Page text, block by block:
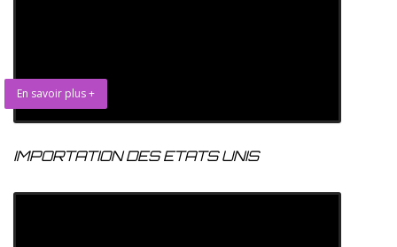
En savoir plus +
IMPORTATION DES ETATS UNIS